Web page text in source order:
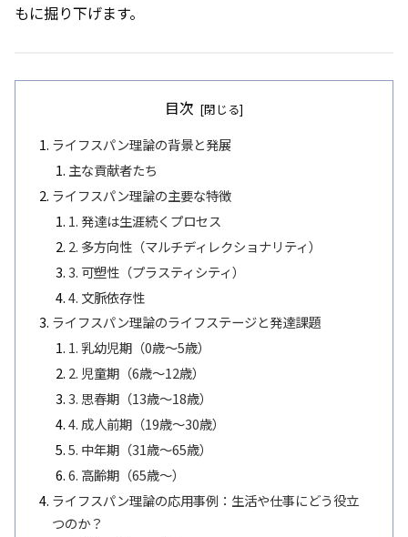
もに掘り下げます。
目次
ライフスパン理論の背景と発展
主な貢献者たち
ライフスパン理論の主要な特徴
1. 発達は生涯続くプロセス
2. 多方向性（マルチディレクショナリティ）
3. 可塑性（プラスティシティ）
4. 文脈依存性
ライフスパン理論のライフステージと発達課題
1. 乳幼児期（0歳～5歳）
2. 児童期（6歳～12歳）
3. 思春期（13歳～18歳）
4. 成人前期（19歳～30歳）
5. 中年期（31歳～65歳）
6. 高齢期（65歳～）
ライフスパン理論の応用事例：生活や仕事にどう役立
つのか？